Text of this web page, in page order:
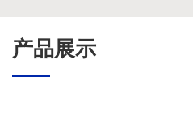
产品展示